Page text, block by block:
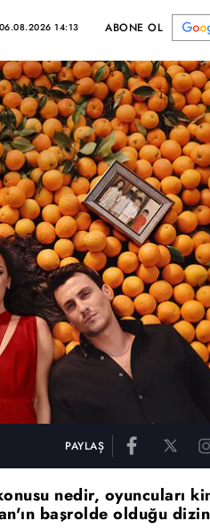
06.08.2026 14:13 ABONE OL
PAYLAŞ
nedir, oyuncuları
başrolde olduğu